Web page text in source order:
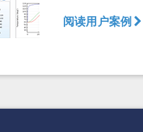
阅读用户案例